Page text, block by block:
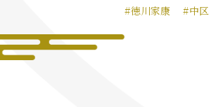
#徳川家康 #中区